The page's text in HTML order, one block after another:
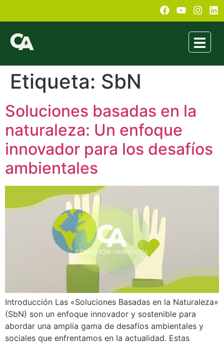
Etiqueta: SbN
Soluciones basadas en la
naturaleza: Un enfoque
innovador para los desafíos
ambientales
Introducción Las «Soluciones Basadas en la Naturaleza»
(SbN) son un enfoque innovador y sostenible para
abordar una amplia gama de desafíos ambientales y
sociales que enfrentamos en la actualidad. Estas